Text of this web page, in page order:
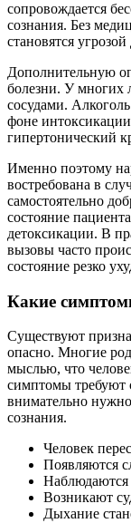
сопровождается
сознания. Без
становятся
Дополнительную
болезни. У многих
сосудами.
фоне
гипертонический
Именно поэтому
востребована в
самостоятельно
состояние
детоксикации. В
вызовы часто
состояние резко
Какие
Существуют
опасно. Многие
мыслью, что
симптомы требуют
внимательно
сознания.
Человек
Появляются
Наблюдаются
Возникают
Дыхание